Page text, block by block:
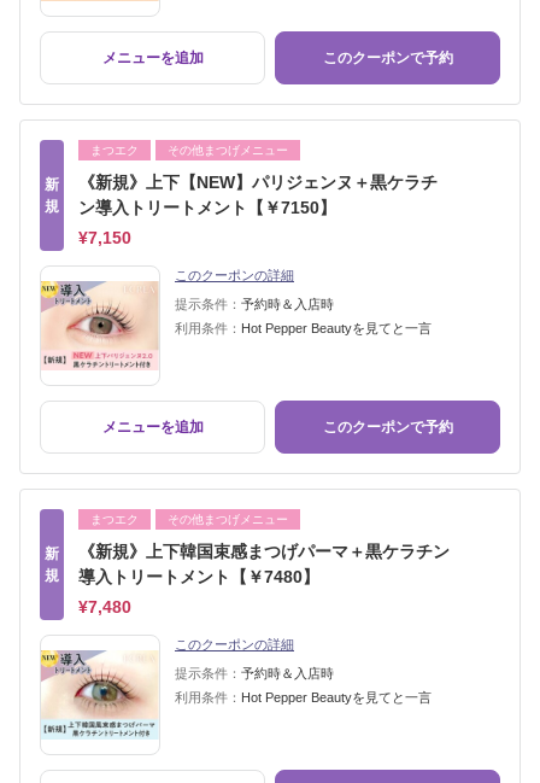
メニューを追加 このクーポンで予約
新
規
まつエク その他まつげメニュー
《新規》上下【NEW】パリジェンヌ＋黒ケラチ
ン導入トリートメント【￥7150】
¥7,150
このクーポンの詳細
提示条件： 予約時＆入店時
利用条件： Hot Pepper Beautyを見てと一言
メニューを追加 このクーポンで予約
新
規
まつエク その他まつげメニュー
《新規》上下韓国束感まつげパーマ＋黒ケラチン
導入トリートメント【￥7480】
¥7,480
このクーポンの詳細
提示条件： 予約時＆入店時
利用条件： Hot Pepper Beautyを見てと一言